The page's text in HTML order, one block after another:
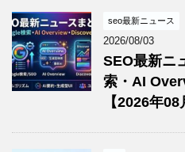
seo最新ニュース
2026/08/03
SEO最新ニ
索・AI
【2026年